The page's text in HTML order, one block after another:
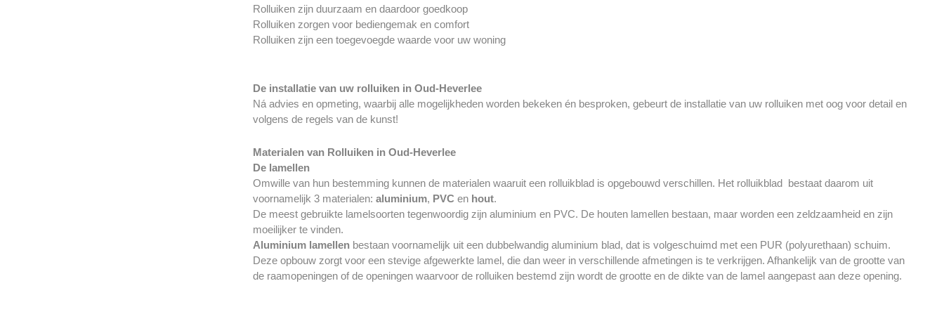
Rolluiken zijn duurzaam en daardoor goedkoop
Rolluiken zorgen voor bediengemak en comfort
Rolluiken zijn een toegevoegde waarde voor uw woning
De installatie van uw rolluiken in Oud-Heverlee
Ná advies en opmeting, waarbij alle mogelijkheden worden bekeken én besproken, gebeurt de installatie van uw rolluiken met oog voor detail en
volgens de regels van de kunst!
Materialen van Rolluiken in Oud-Heverlee
De lamellen
Omwille van hun bestemming kunnen de materialen waaruit een rolluikblad is opgebouwd verschillen. Het rolluikblad bestaat daarom uit
voornamelijk 3 materialen: aluminium, PVC en hout.
De meest gebruikte lamelsoorten tegenwoordig zijn aluminium en PVC. De houten lamellen bestaan, maar worden een zeldzaamheid en zijn
moeilijker te vinden.
Aluminium lamellenbestaan voornamelijk uit een dubbelwandig aluminium blad, dat is volgeschuimd met een PUR (polyurethaan) schuim.
Deze opbouw zorgt voor een stevige afgewerkte lamel, die dan weer in verschillende afmetingen is te verkrijgen. Afhankelijk van de grootte van
de raamopeningen of de openingen waarvoor de rolluiken bestemd zijn wordt de grootte en de dikte van de lamel aangepast aan deze opening.